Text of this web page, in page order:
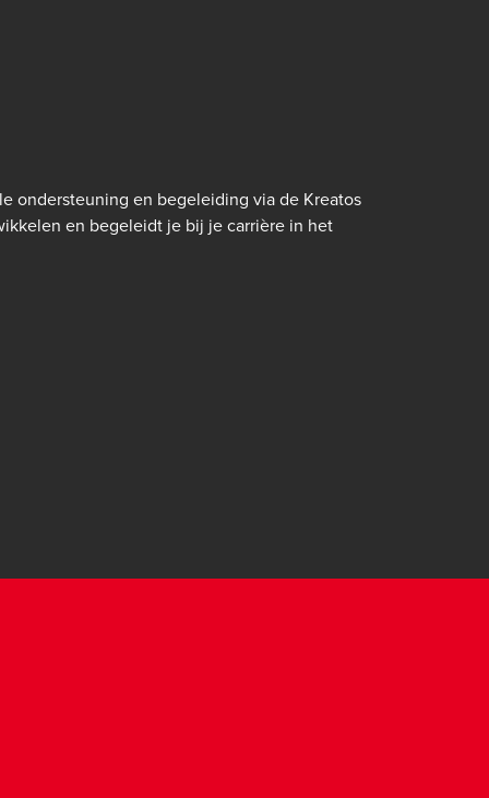
ondersteuning en begeleiding via de Kreatos
en begeleidt je bij je carrière in het